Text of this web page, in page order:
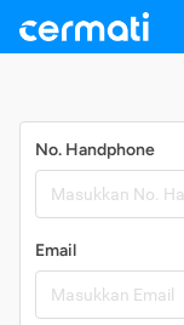
No. Handphone
Email